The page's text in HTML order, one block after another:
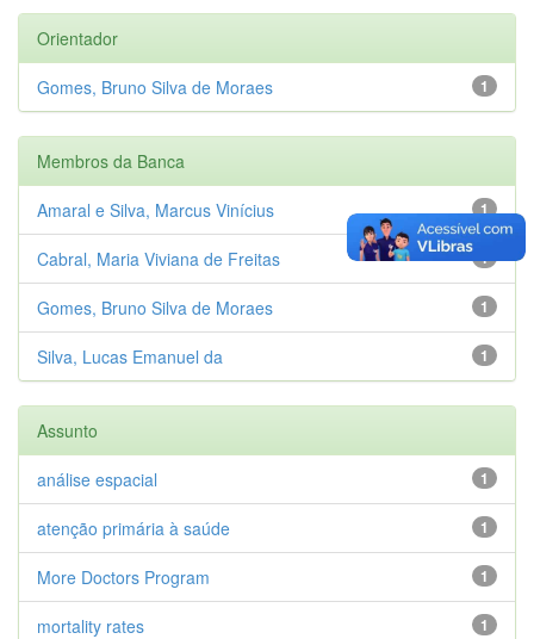
Orientador
1
Gomes, Bruno Silva de Moraes
Membros da Banca
1
Amaral e Silva, Marcus Vinícius
1
Cabral, Maria Viviana de Freitas
1
Gomes, Bruno Silva de Moraes
1
Silva, Lucas Emanuel da
Assunto
1
análise espacial
1
atenção primária à saúde
1
More Doctors Program
1
mortality rates